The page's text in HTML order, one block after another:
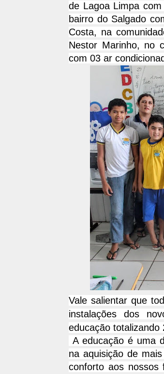
de Lagoa Limpa
bairro do Salgado
Costa, na
Nestor Marinho, no
com 03 ar
Vale salientar que
instalações dos
educação totalizando
A educação é uma
na aquisição de
conforto aos nossos